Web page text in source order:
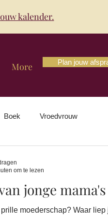
kalender.
More Plan jouw
Boek Vroedvrouw
jonge mama's
moederschap? Waar liep
om te lezen